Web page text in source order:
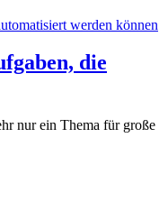
die
nur ein Thema für große